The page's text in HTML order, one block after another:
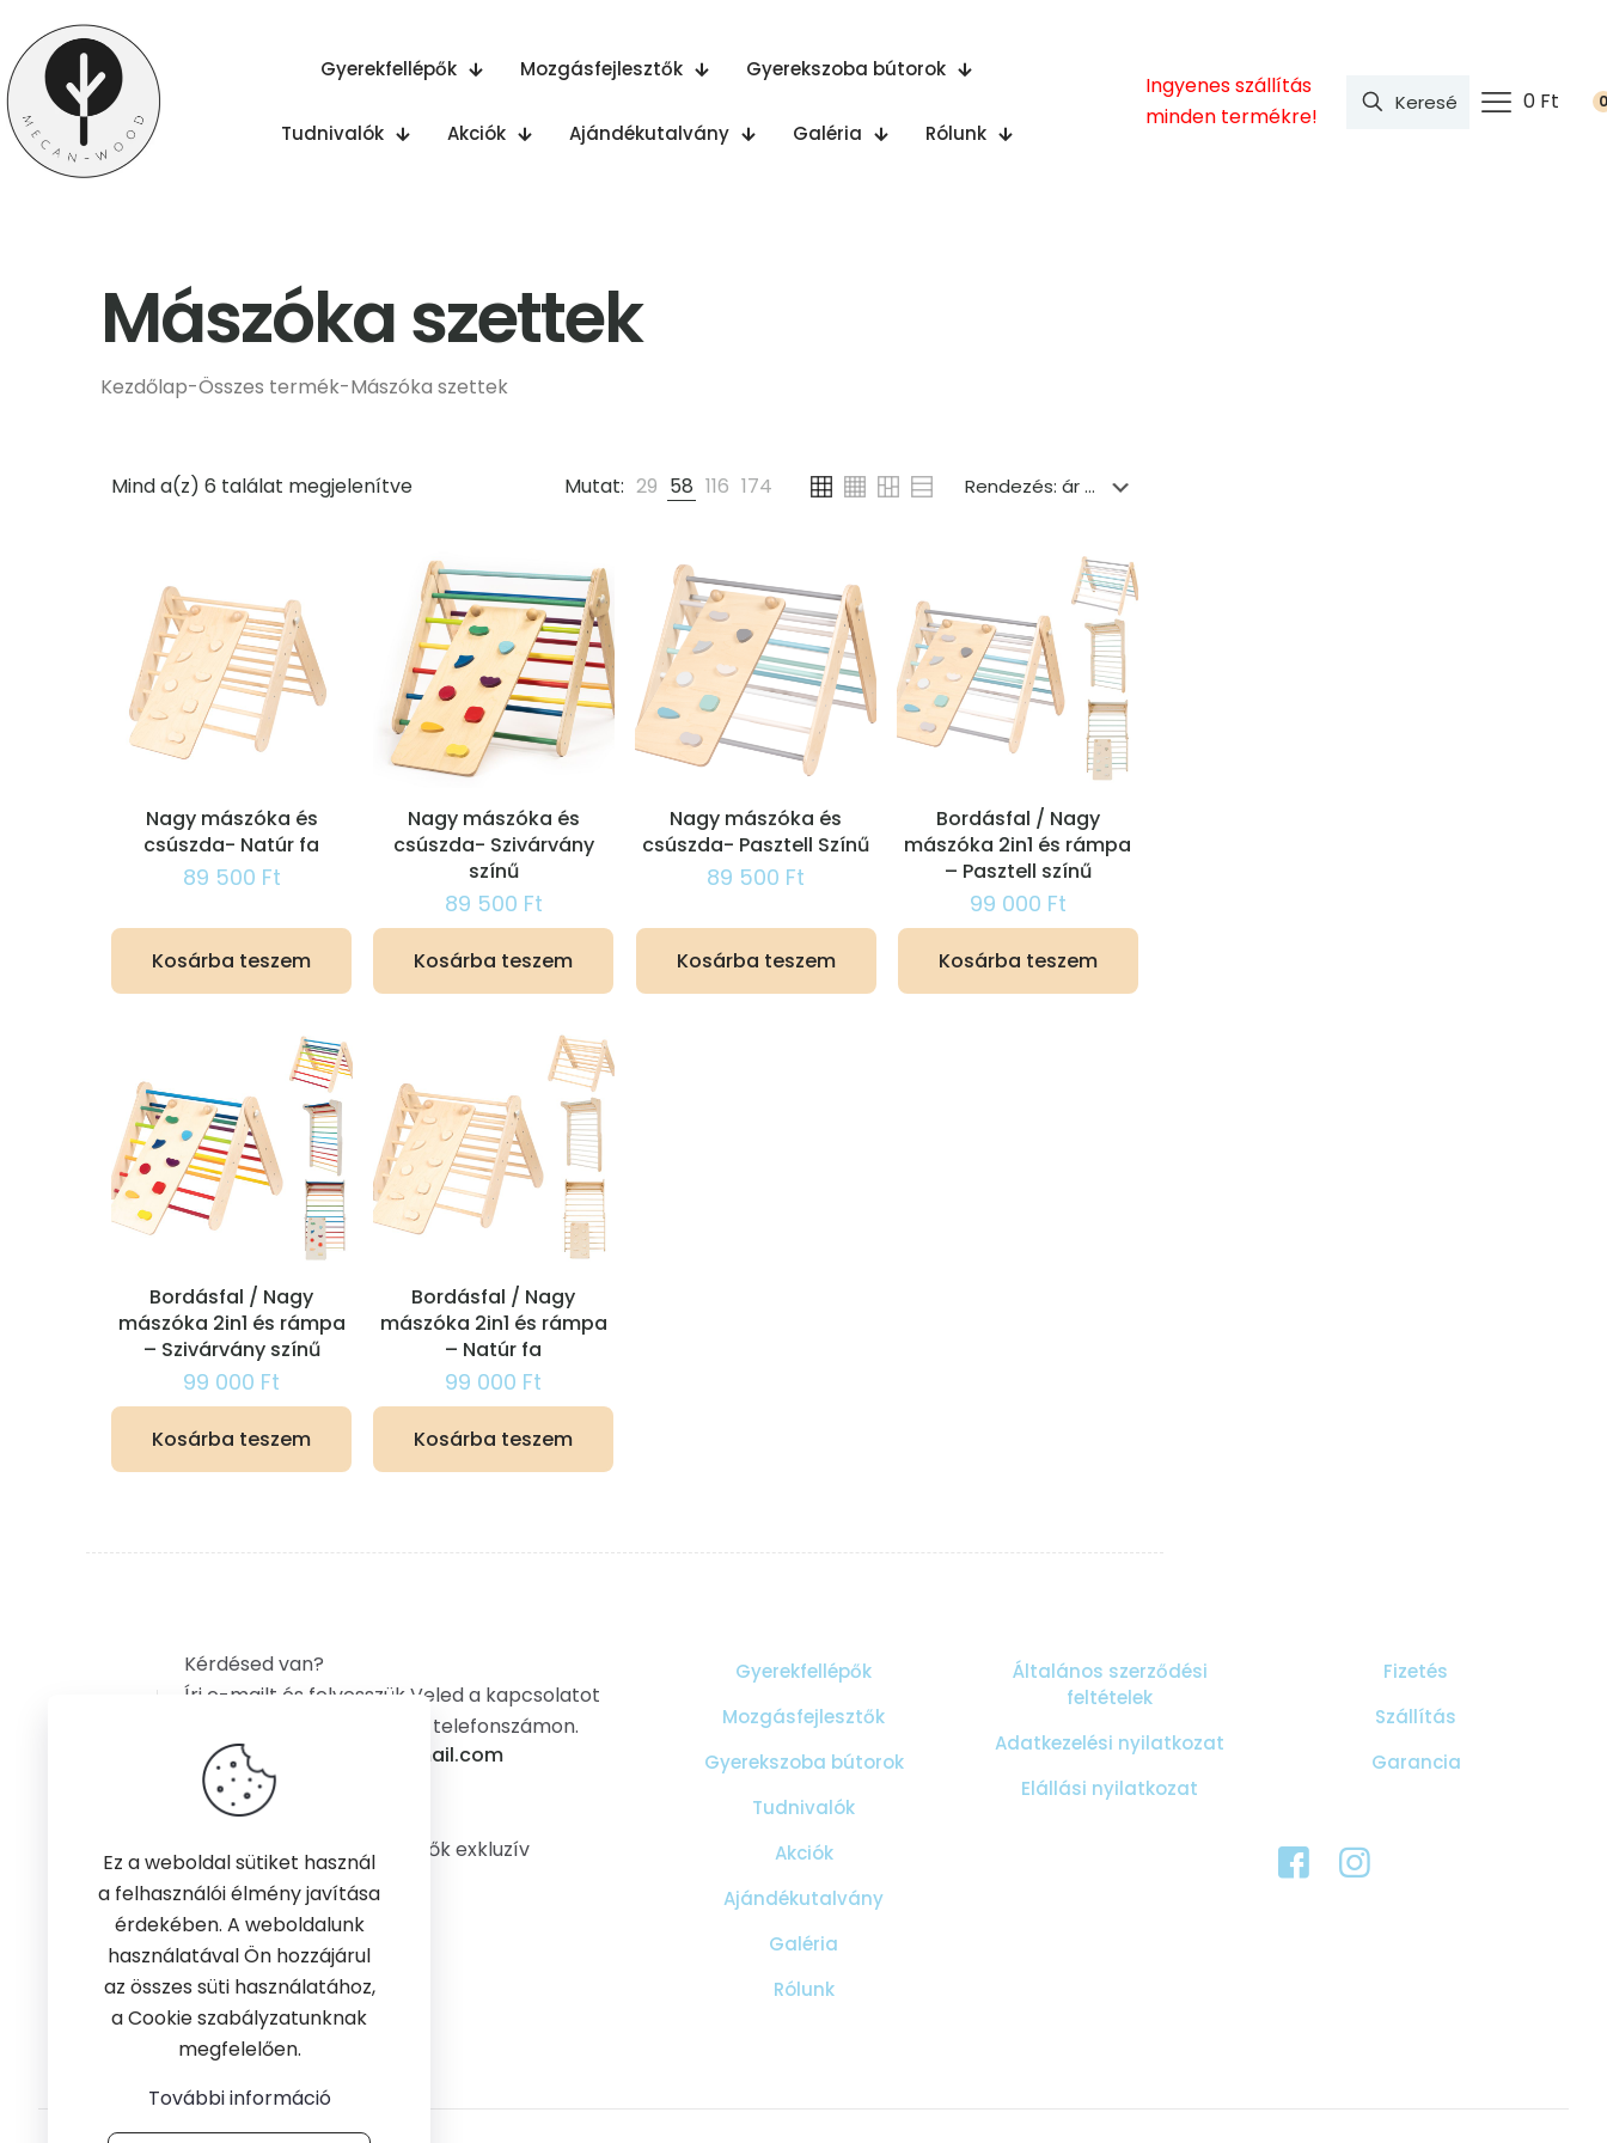
Gyerekfellépők Mozgásfejlesztők Gyerekszoba bútorok
Tudnivalók Akciók Ajándékutalvány Galéria Rólunk
Ingyenes szállítás
minden termékre!
0
0 Ft
Mászóka szettek
Kezdőlap-Összes termék-Mászóka szettek
Mind a(z) 6 találat megjelenítveSorted
low
to
high
Mutat: 29 58 116 174
Nagy mászóka és
csúszda- Natúr fa
89 500 Ft
Kosárba teszem
Nagy mászóka és
csúszda- Szivárvány
színű
89 500 Ft
Kosárba teszem
Nagy mászóka és
csúszda- Pasztell Színű
89 500 Ft
Kosárba teszem
Bordásfal / Nagy
mászóka 2in1 és rámpa
– Pasztell színű
99 000 Ft
Kosárba teszem
Bordásfal / Nagy
mászóka 2in1 és rámpa
– Szivárvány színű
99 000 Ft
Kosárba teszem
Bordásfal / Nagy
mászóka 2in1 és rámpa
– Natúr fa
99 000 Ft
Kosárba teszem
email: gyerekfellepo@gmail.com
Kérdésed van?
Írj e-mailt és felvesszük Veled a kapcsolatot
vagy hívj a +36304882796 telefonszámon.
A gyerekfellepo.hu a MecanWood fellépők exkluzív
disztribútora Magyarországon
Gyerekfellépők
Mozgásfejlesztők
Gyerekszoba bútorok
Tudnivalók
Akciók
Ajándékutalvány
Galéria
Rólunk
Általános szerződési
feltételek
Adatkezelési nyilatkozat
Elállási nyilatkozat
Fizetés
Szállítás
Garancia
Ez a weboldal sütiket használ
a felhasználói élmény javítása
érdekében. A weboldalunk
használatával Ön hozzájárul
az összes süti használatához,
a Cookie szabályzatunknak
megfelelően.
További információ